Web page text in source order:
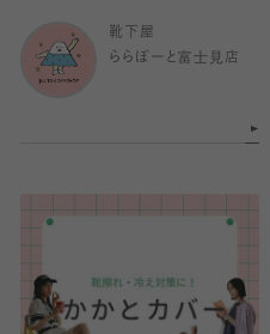
靴下屋
ららぽーと富士見店